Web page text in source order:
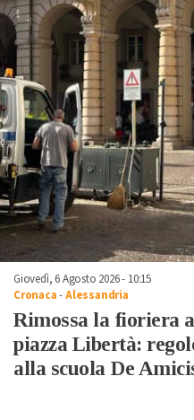
Giovedì, 6 Agosto 2026 - 10:15
Cronaca-Alessandria
Rimossa la fioriera
piazza Libertà:
alla scuola De